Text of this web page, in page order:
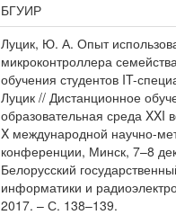
БГУИР
Луцик, Ю. А. Опыт
микроконтроллера
обучения студентов IT-
Луцик // Дистанционное
образовательная среда XXI
X международной научно-
конференции, Минск, 7–8
Белорусский
информатики и
2017. – С. 138–139.